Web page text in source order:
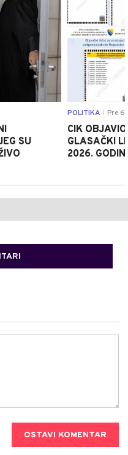
SU
POLITIKA Pre 6
CIK
GLASAČKI
2026.
OSTAVI KOMENTAR